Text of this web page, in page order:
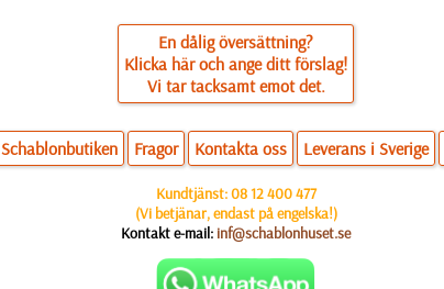
En dålig översättning?
Klicka här och ange ditt förslag!
Vi tar tacksamt emot det.
Schablonbutiken Fragor Kontakta oss Leverans i Sverige
Kundtjänst:08 12 400 477
(Vi betjänar, endast på engelska!)
Kontakt e-mail: inf@schablonhuset.se